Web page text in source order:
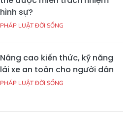
hình sự?
PHÁP LUẬT ĐỜI SỐNG
Nâng cao kiến thức, kỹ năng
lái xe an toàn cho người dân
PHÁP LUẬT ĐỜI SỐNG